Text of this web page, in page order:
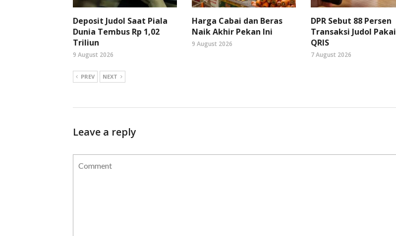
Deposit Judol Saat Piala
Dunia Tembus Rp 1,02
Triliun
9 August 2026
Harga Cabai dan Beras
Naik Akhir Pekan Ini
9 August 2026
DPR Sebut 88 Persen
Transaksi Judol Pakai
QRIS
7 August 2026
PREV NEXT
Leave a reply